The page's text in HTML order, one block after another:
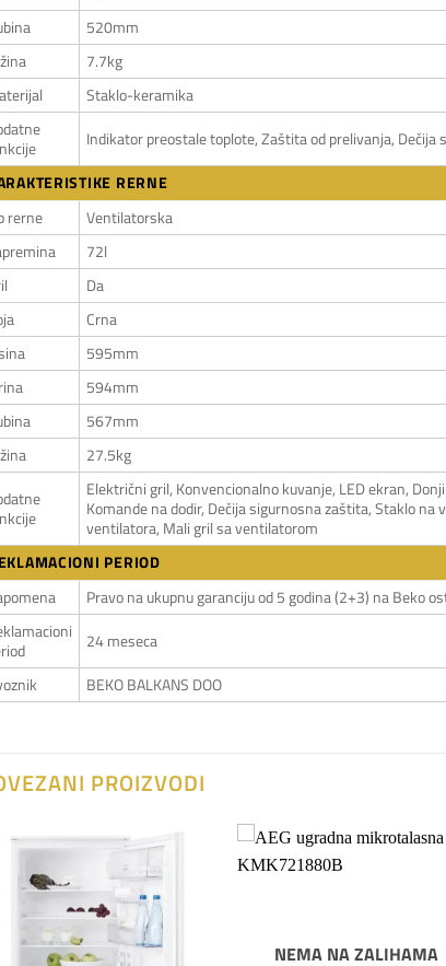
520mm
7.7kg
Staklo-keramika
Indikator preostale toplote, Zaštita od prelivanja,
RERNE
rerne
Ventilatorska
72l
Da
Crna
595mm
594mm
567mm
27.5kg
Električni gril, Konvencionalno kuvanje, LED ekran,
Komande na dodir, Dečija sigurnosna zaštita, Staklo
ventilatora, Mali gril sa ventilatorom
PERIOD
Pravo na ukupnu garanciju od 5 godina (2+3) na
24 meseca
BEKO BALKANS DOO
PROIZVODI
NEMA NA ZALIHAMA